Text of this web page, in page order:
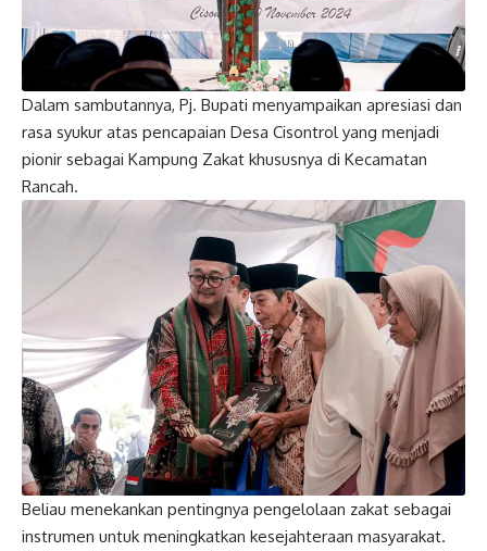
Dalam sambutannya, Pj. Bupati menyampaikan apresiasi dan
rasa syukur atas pencapaian Desa Cisontrol yang menjadi
pionir sebagai Kampung Zakat khususnya di Kecamatan
Rancah.
Beliau menekankan pentingnya pengelolaan zakat sebagai
instrumen untuk meningkatkan kesejahteraan masyarakat.